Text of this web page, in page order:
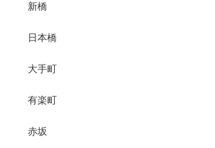
新橋
日本橋
大手町
有楽町
赤坂